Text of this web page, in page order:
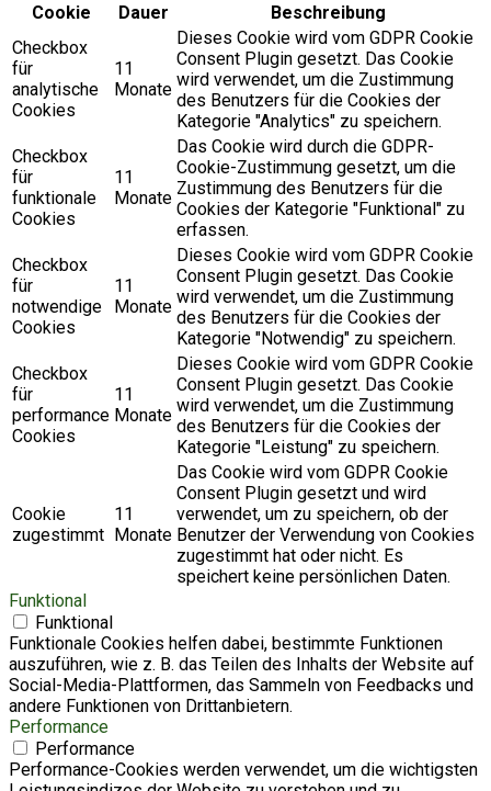
Cookie
Dauer
Beschreibung
Checkbox
für
analytische
Cookies
11
Monate
Dieses Cookie wird vom GDPR Cookie
Consent Plugin gesetzt. Das Cookie
wird verwendet, um die Zustimmung
des Benutzers für die Cookies der
Kategorie "Analytics" zu speichern.
Checkbox
für
funktionale
Cookies
11
Monate
Das Cookie wird durch die GDPR-
Cookie-Zustimmung gesetzt, um die
Zustimmung des Benutzers für die
Cookies der Kategorie "Funktional" zu
erfassen.
Checkbox
für
notwendige
Cookies
11
Monate
Dieses Cookie wird vom GDPR Cookie
Consent Plugin gesetzt. Das Cookie
wird verwendet, um die Zustimmung
des Benutzers für die Cookies der
Kategorie "Notwendig" zu speichern.
Checkbox
für
performance
Cookies
11
Monate
Dieses Cookie wird vom GDPR Cookie
Consent Plugin gesetzt. Das Cookie
wird verwendet, um die Zustimmung
des Benutzers für die Cookies der
Kategorie "Leistung" zu speichern.
Cookie
zugestimmt
11
Monate
Das Cookie wird vom GDPR Cookie
Consent Plugin gesetzt und wird
verwendet, um zu speichern, ob der
Benutzer der Verwendung von Cookies
zugestimmt hat oder nicht. Es
speichert keine persönlichen Daten.
Funktional
Funktional
Funktionale Cookies helfen dabei, bestimmte Funktionen
auszuführen, wie z. B. das Teilen des Inhalts der Website auf
Social-Media-Plattformen, das Sammeln von Feedbacks und
andere Funktionen von Drittanbietern.
Performance
Performance
Performance-Cookies werden verwendet, um die wichtigsten